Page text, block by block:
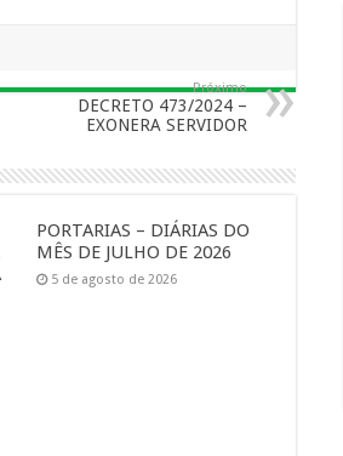
Próximo
DECRETO 473/2024 –
EXONERA SERVIDOR
PORTARIAS – DIÁRIAS DO
MÊS DE JULHO DE 2026
5 de agosto de 2026